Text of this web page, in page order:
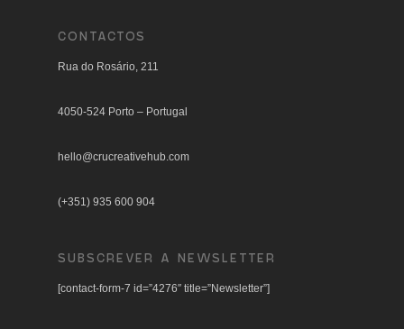
CONTACTOS
Rua do Rosário, 211
4050-524 Porto – Portugal
hello@crucreativehub.com
(+351) 935 600 904
SUBSCREVER A NEWSLETTER
[contact-form-7 id=”4276″ title=”Newsletter”]